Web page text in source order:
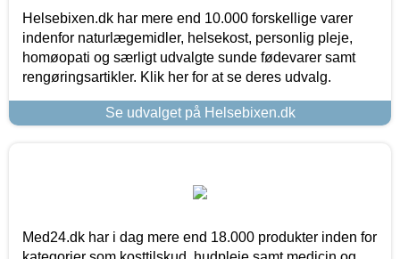
Helsebixen.dk har mere end 10.000 forskellige varer
indenfor naturlægemidler, helsekost, personlig pleje,
homøopati og særligt udvalgte sunde fødevarer samt
rengøringsartikler. Klik her for at se deres udvalg.
Se udvalget på Helsebixen.dk
Med24.dk har i dag mere end 18.000 produkter inden for